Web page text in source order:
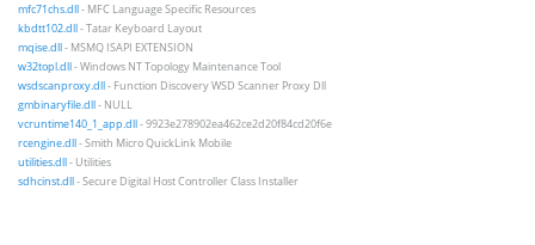
mfc71chs.dll- MFC Language Specific Resources
kbdtt102.dll- Tatar Keyboard Layout
mqise.dll- MSMQ ISAPI EXTENSION
w32topl.dll- Windows NT Topology Maintenance Tool
wsdscanproxy.dll- Function Discovery WSD Scanner Proxy Dll
gmbinaryfile.dll- NULL
vcruntime140_1_app.dll- 9923e278902ea462ce2d20f84cd20f6e
rcengine.dll- Smith Micro QuickLink Mobile
utilities.dll- Utilities
sdhcinst.dll- Secure Digital Host Controller Class Installer